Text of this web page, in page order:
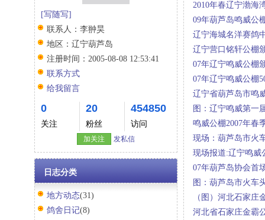
[写随写]
联系人： 李翀昊
地区： 辽宁葫芦岛
注册时间： 2005-08-08 12:53:41
联系方式
给我留言
0
关注
20
粉丝
454850
访问
加关注 发私信
日志分类
地方动态(31)
鸽舍日记(8)
2010年春辽宁渤海
09年葫芦岛鸣威公
辽宁海城名洋赛鸽
辽宁营口铭轩公棚
07年辽宁鸣威公棚
07年辽宁鸣威公棚
辽宁省葫芦岛市鸣
图：辽宁鸣威第一
鸣威公棚2007年春
现场：葫芦岛市火
现场报道:辽宁鸣威
07年葫芦岛协会首
图：葫芦岛市火车
（图）河北石家庄
河北省石家庄金霸